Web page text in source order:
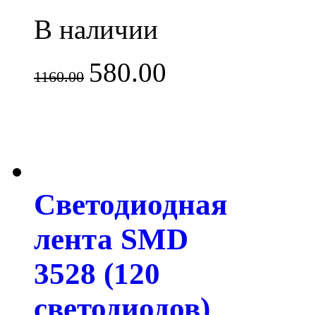
В наличии
1160.00 580.00
Светодиодная
лента SMD
3528 (120